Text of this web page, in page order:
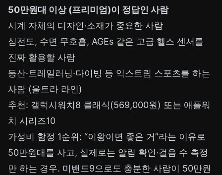
50만원대 이상 (프리미엄)이 정답인 사람
시계 자체의 디자인·소재가 중요한 사람
심전도, 수면 무호흡, AGEs 같은 고급 헬스 센서를
진짜 활용할 사람
등산·트레일러닝·다이빙 등 익스트림 스포츠를 하는
사람 (울트라 라인)
추천: 갤럭시워치8 클래식(569,000원) 또는 애플워
치 시리즈10
가성비 함정 1순위: “이왕이면 좋은 거”라는 이유로
50만원대를 사고, 실제로는 알림 확인·걸음 수 측정
만 하는 경우. 미밴드9으로도 충분한 사람이 50만원